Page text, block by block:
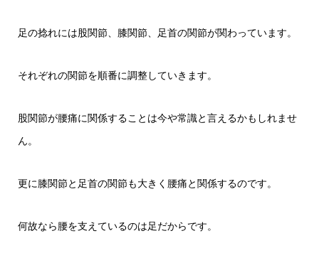
足の捻れには股関節、膝関節、足首の関節が関わっています。
それぞれの関節を順番に調整していきます。
股関節が腰痛に関係することは今や常識と言えるかもしれませ
ん。
更に膝関節と足首の関節も大きく腰痛と関係するのです。
何故なら腰を支えているのは足だからです。